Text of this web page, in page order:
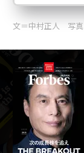
文＝中村正人 写